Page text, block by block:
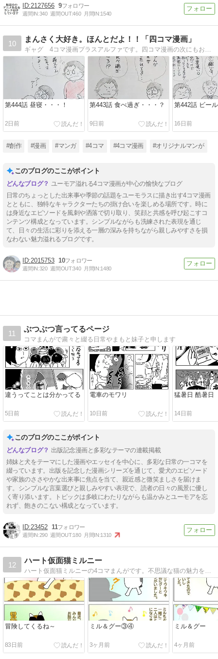
2127656 9
週間IN:340 週間OUT:460 月間IN:1540
10
まんさく大好き。ほんとだよ！！「四コマ漫画」
第444話 昼寝・・・！
2日前
第443話 食べ過ぎ・・・？
9日前
第442話 ビー
16日前
#創作 #漫画 #マンガ #4コマ #4コマ漫画 #オリジナルマンが
このブログのここがポイント
ユーモア溢れる4コマ漫画が中心の愉快なブログ
日常のちょっとした出来事や季節の話題をユーモラスに描き出す4コマ漫画
とともに、独特なキャラクターたちの掛け合いを楽しめる場所です。時に
は身近なエピソードを風刺や洒落で切り取り、笑顔と共感を呼び起こすコ
ンテンツ構成となっています。シンプルながらも洗練された表現を通じ
て、日々の生活に彩りを添える一層の深みを持ちながら親しみやすさを損
なわない魅力溢れるブログです。
2015753 10
週間IN:320 週間OUT:340 月間IN:1480
11
ぶつぶつ言ってるページ
コマまんがで粛々と綴る日常やまもと妹子と申します
違うってことは分かってる
5日前
電車のモワリ
10日前
猛暑日 酷暑日
14日前
このブログのここがポイント
出版記念漫画と多彩なテーマの連載掲載
姉妹と犬をテーマにした漫画やエッセイを中心に、多彩な日常の一コマを
綴っています。出版を記念した漫画シリーズを通じて、愛犬のエピソード
や家族のささやかな出来事に焦点を当て、親近感と微笑ましさを届けま
す。シンプルな言葉選びと親しみやすい表現で、読者の日々の風景に優し
く寄り添います。トピックは多岐にわたりながらも温かみとユーモアを忘
れず、飽きのこない構成となっています。
23452 11
週間IN:290 週間OUT:180 月間IN:1310
12
ハート仮面猫ミルニー
冒険してくるね～
83日前
ミル＆グー③④
3ヶ月前
ミル＆グー
4ヶ月前